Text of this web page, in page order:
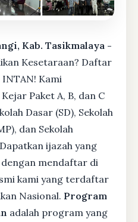
Kab. Tasikmalaya -
Kesetaraan? Daftar
Kami
Paket A, B, dan C
Dasar (SD), Sekolah
dan Sekolah
ijazah yang
mendaftar di
kami yang terdaftar
Nasional. Program
adalah program yang